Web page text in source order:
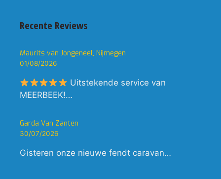
Recente Reviews
Maurits van Jongeneel, Nijmegen
01/08/2026
Uitstekende service van
MEERBEEK!…
Garda Van Zanten
30/07/2026
Gisteren onze nieuwe fendt caravan…